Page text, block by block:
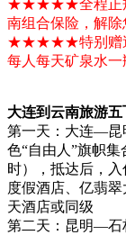
★★★★★全程正规
南组合保险，解除
★★★★★特别赠送
每人每天矿泉水一
大连到云南旅游五
第一天：大连—昆
色“自由人”旗帜
时），抵达后，
度假酒店、亿翡
天酒店或同级
第二天：昆明—石